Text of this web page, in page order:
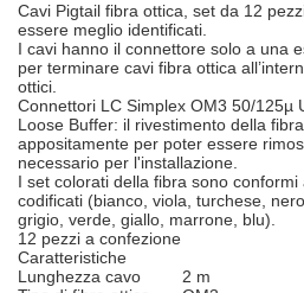
Cavi Pigtail fibra ottica, set da 12
essere meglio identificati.
I cavi hanno il connettore solo a una
per terminare cavi fibra ottica
ottici.
Connettori LC Simplex OM3 50/125µ
Loose Buffer: il rivestimento della
appositamente per poter essere
necessario per l'installazione.
I set colorati della fibra sono
codificati (bianco, viola, turchese,
grigio, verde, giallo, marrone, blu).
12 pezzi a confezione
Caratteristiche
Lunghezza cavo
2 m